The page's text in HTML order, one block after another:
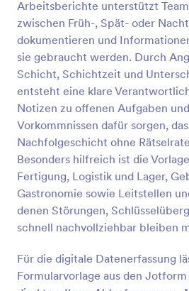
Arbeitsberichte unterstützt
zwischen Früh-, Spät- oder
dokumentieren und
sie gebraucht werden. Durch
Schicht, Schichtzeit und
entsteht eine klare
Notizen zu offenen Aufgaben
Vorkommnissen dafür sorgen,
Nachfolgeschicht ohne
Besonders hilfreich ist die
Fertigung, Logistik und Lager,
Gastronomie sowie Leitstellen
denen Störungen,
schnell nachvollziehbar bleiben
Für die digitale Datenerfassung
Formularvorlage aus den
den täglichen Schichtbericht,
über die Schichten und den
Mitarbeiter zu behalten.
Schichtplanvorlage und teilen
Mitarbeitern über unseren
Formulargenerator. Wenn Sie
Jotform verwenden, können Sie
Schichtberichte auch von
Wählen Sie einfach dieses
den täglichen Schichtplan aus
die Anforderungen Ihres
verwenden Sie Ihr kostenloses
die Planung, um die
Schichtdienst zu verfolgen. Und
Datenbank über mehrere
möchten, können Sie mit über
Antworten und Berichte mit der
synchronisieren.
Vorschau